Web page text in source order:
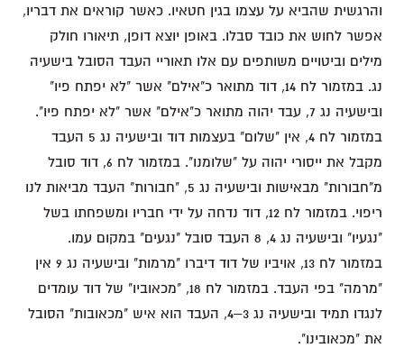
והרגשית שהביא על עצמו בגין חטאיו. כאשר קוראים את דבריו,
אפשר לחוש את כובד סבלו. באופן יוצא דופן, תיאורו חולק
מילים וביטויים משותפים עם אלו תאוריי העבד הסובל בישעיה
נג. במזמור לח 14, דוד מתואר כ"אילם" אשר "לא יפתח פיו"
ובישעיה נג 7, עבד יהוה מתואר כ"אילם" אשר "לא יפתח פיו".
במזמור לח 4, אין "שלום" בעצמות דוד ובישעיה נג 5 העבד
מקבל את ייסורי יהוה על "שלומנו". במזמור לח 6, דוד סובל
מ"חבורות" מבאישות ובישעיה נג 5, "חבורות" העבד מביאות לנו
ריפוי. במזמור לח 12, דוד נדחה על ידי חבריו ומשפחתו בשל
"נגעיו" ובישעיה נג 4, 8 העבד סובל "נגעים" במקום עמו.
במזמור לח 13, אויביו של דוד דיברו "מרמות" ובישעיה נג 9 אין
"מרמה" בפי העבד. במזמור לח 18, "מכאוביו" של דוד עומדים
לנגדו תמיד ובישעיה נג 3–4, העבד הוא איש "מכאובות" הסובל
את "מכאובינו".